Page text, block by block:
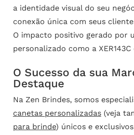
a identidade visual do seu
conexão única com seus
O impacto positivo gerado por
personalizado como a
O Sucesso da sua
Destaque
Na Zen Brindes, somos
canetas personalizadas(veja
para brinde) únicos e